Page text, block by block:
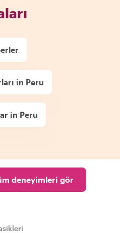
in Peru
in Peru
deneyimleri gör